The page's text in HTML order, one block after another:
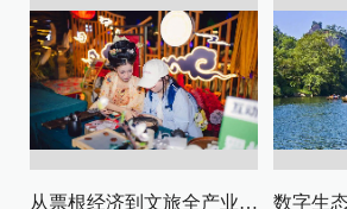
从票根经济到文旅全产业链升级